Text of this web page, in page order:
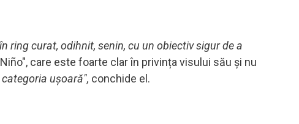
ring curat, odihnit, senin, cu un obiectiv sigur de a
care este foarte clar în privința visului său și nu
ușoară", conchide el.